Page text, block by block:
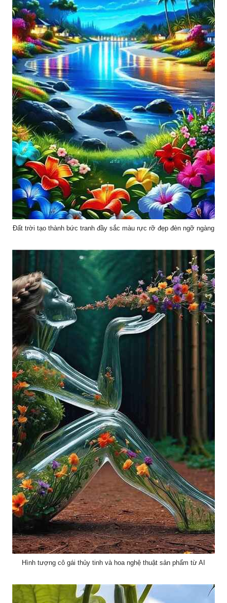
Đất trời tạo thành bức tranh đầy sắc màu rực rỡ đẹp đèn ngỡ ngàng
Hình tượng cô gái thủy tinh và hoa nghệ thuật sản phẩm từ AI